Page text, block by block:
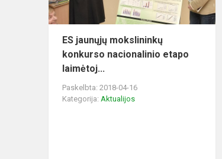
ES jaunųjų mokslininkų
konkurso nacionalinio etapo
laimėtoj...
Paskelbta: 2018-04-16
Kategorija: Aktualijos